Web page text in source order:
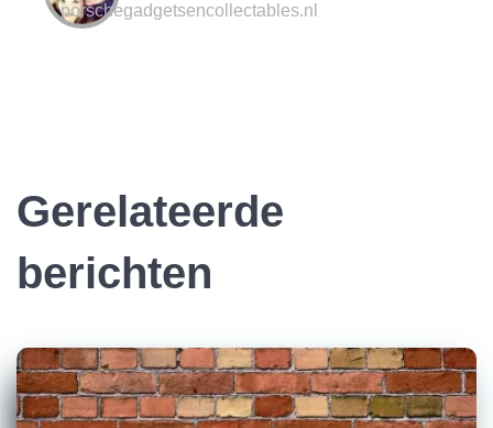
porschegadgetsencollectables.nl
Gerelateerde
berichten